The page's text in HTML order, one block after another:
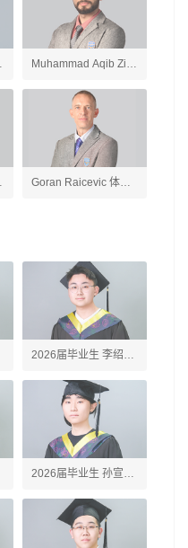
Muhammad Aqib Zia
人工智能导论与
ChatGPT应用、游戏
开发、AP计算机科学
原理老师
Goran Raicevic 体育
2026届毕业生 李绍槐
2026届毕业生 孙宣德